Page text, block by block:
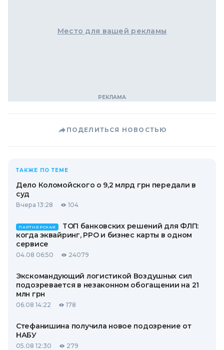
Место для вашей рекламы
ПОДЕЛИТЬСЯ НОВОСТЬЮ
ТАКЖЕ ПО ТЕМЕ
Дело Коломойского о 9,2 млрд грн передали в
суд
Вчера 13:28 104
ПАРТНЕРСКАЯ
ТОП банковских решений для ФЛП:
когда эквайринг, РРО и бизнес карты в одном
сервисе
04.08 06:50 24079
Экскомандующий логистикой Воздушных сил
подозревается в незаконном обогащении на 21
млн грн
06.08 14:22 178
Стефанишина получила новое подозрение от
НАБУ
05.08 12:30 279